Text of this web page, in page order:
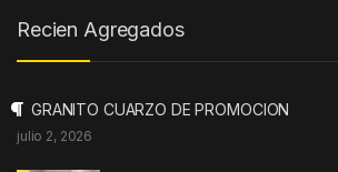
Recien Agregados
GRANITO CUARZO DE PROMOCION
julio 2, 2026